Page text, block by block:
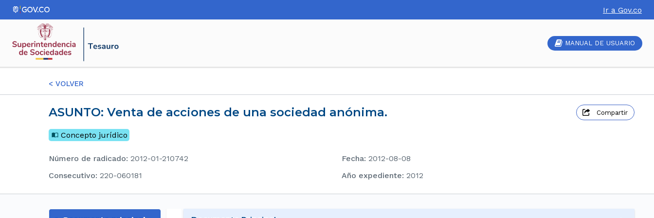
Ir a Gov.co
MANUAL DE USUARIO
< VOLVER
ASUNTO: Venta de acciones de una sociedad anónima. Compartir
Concepto jurídico
Número de radicado: 2012-01-210742 Fecha: 2012-08-08
consecutivo: 220-060181 Año expediente: 2012